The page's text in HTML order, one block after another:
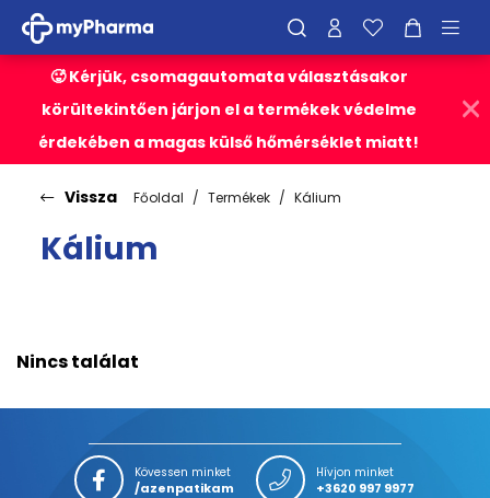
🥵 Kérjük, csomagautomata választásakor
körültekintően járjon el a termékek védelme
érdekében a magas külső hőmérséklet miatt!
Vissza Főoldal Termékek Kálium
Kálium
Nincs találat
Kövessen minket
/azenpatikam
Hívjon minket
+3620 997 9977